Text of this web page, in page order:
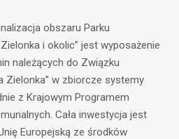
obszaru Parku
i okolic” jest wyposażenie
należących do Związku
Zielonka” w zbiorcze systemy
z Krajowym Programem
Cała inwestycja jest
Europejską ze środków